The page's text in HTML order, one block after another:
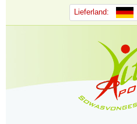
Lieferland: